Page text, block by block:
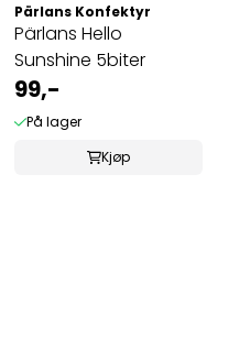
Pärlans Konfektyr
Pärlans Hello
Sunshine 5biter
99,-
På lager
Kjøp